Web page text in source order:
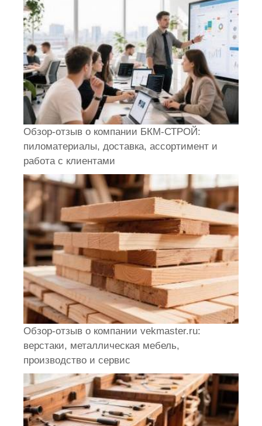
Обзор-отзыв о компании БКМ-СТРОЙ:
пиломатериалы, доставка, ассортимент и
работа с клиентами
Обзор-отзыв о компании vekmaster.ru:
верстаки, металлическая мебель,
производство и сервис